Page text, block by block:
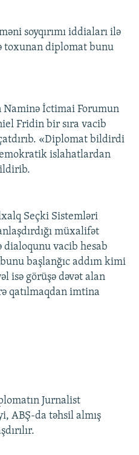
soyqırımı iddiaları ilə
toxunan diplomat bunu
Naminə İctimai Forumun
Fridin bir sıra vacib
«Diplomat bildirdi
islahatlardan
Seçki Sistemləri
müxalifət
vacib hesab
başlanğıc addım kimi
isə görüşə dəvət alan
qatılmaqdan imtina
Jurnalist
ABŞ-da təhsil almış